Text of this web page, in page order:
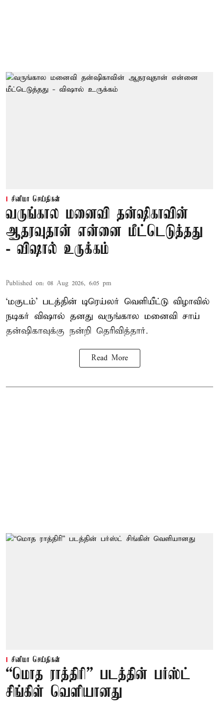
சினிமா செய்திகள்
வருங்கால மனைவி தன்ஷிகாவின்
ஆதரவுதான் என்னை மீட்டெடுத்தது
- விஷால் உருக்கம்
Published on: 08 Aug 2026, 6:05 pm
‘மகுடம்’ படத்தின் டிரெய்லர் வெளியீட்டு விழாவில்
நடிகர் விஷால் தனது வருங்கால மனைவி சாய்
தன்ஷிகாவுக்கு நன்றி தெரிவித்தார்.
Read More
சினிமா செய்திகள்
“மொத ராத்திரி” படத்தின் பர்ஸ்ட்
சிங்கிள் வெளியானது